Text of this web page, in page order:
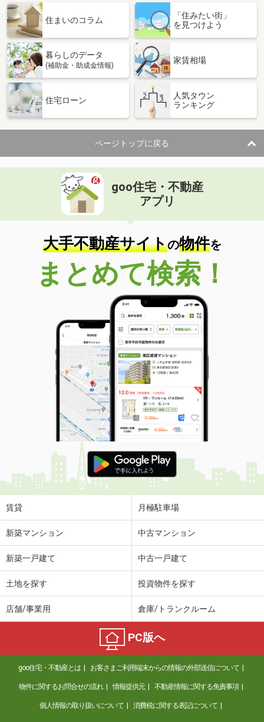
住まいのコラム
「住みたい街」
を見つけよう
暮らしのデータ
(補助金・助成金情報)
家賃相場
住宅ローン
人気タウン
ランキング
ページトップに戻る
goo住宅・不動産
アプリ
大手不動産サイトの物件を
まとめて検索！
賃貸 月極駐車場
新築マンション 中古マンション
新築一戸建て 中古一戸建て
土地を探す 投資物件を探す
店舗/事業用 倉庫/トランクルーム
PC版へ
goo住宅・不動産とは お客さまご利用端末からの情報の外部送信について
物件に関するお問合せの流れ 情報提供元 不動産情報に関する免責事項
個人情報の取り扱いについて 消費税に関する表記について